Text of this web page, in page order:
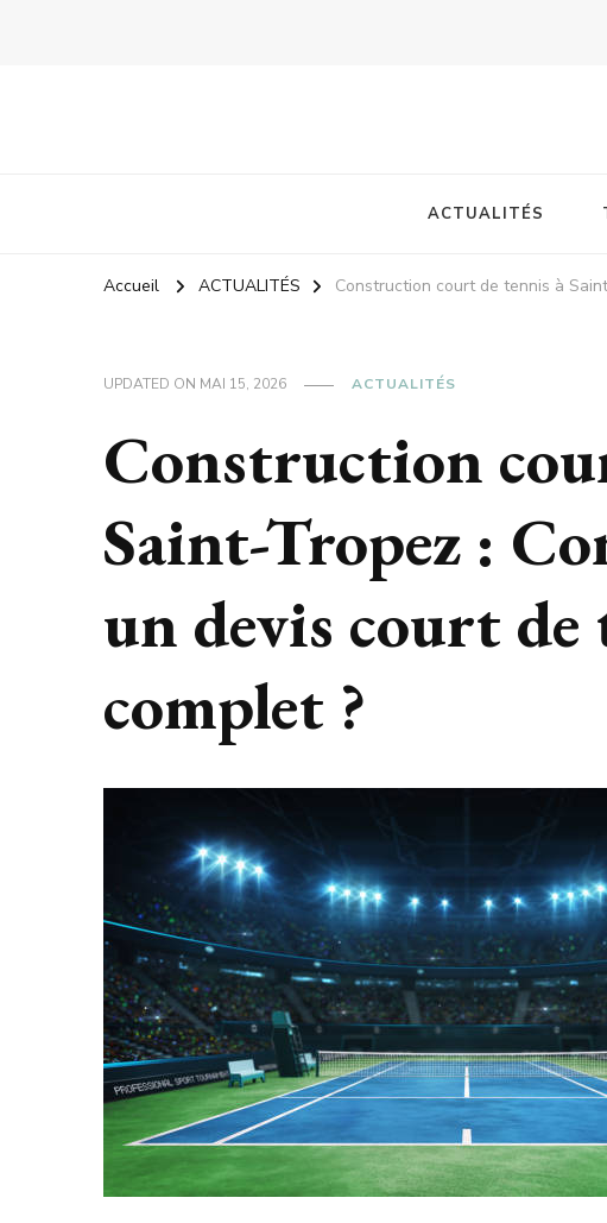
ACTUALITÉS
Accueil ACTUALITÉS Construction court de tennis à
UPDATED ON MAI 15, 2026 ACTUALITÉS
Construction
Saint-Tropez :
un devis court
complet ?